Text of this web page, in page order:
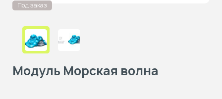
Под заказ
Модуль Морская волна